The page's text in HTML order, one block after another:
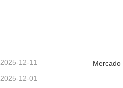
2025-12-11
2025-12-01